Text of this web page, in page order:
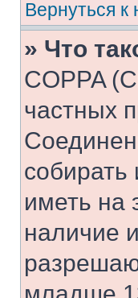
Вернуться к
» Что
COPPA
частных
иметь на
наличие